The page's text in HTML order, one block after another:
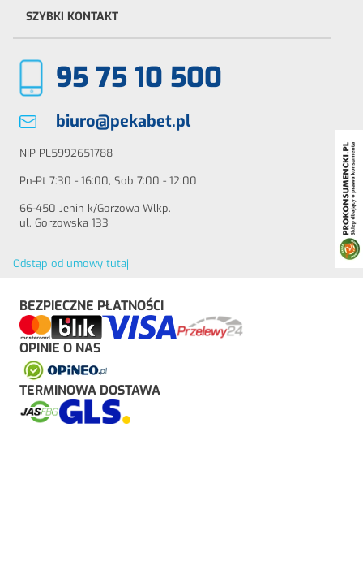
SZYBKI KONTAKT
95 75 10 500
biuro@pekabet.pl
NIP PL5992651788
Pn-Pt 7:30 - 16:00, Sob 7:00 - 12:00
66-450 Jenin k/Gorzowa Wlkp.
ul. Gorzowska 133
Odstąp od umowy tutaj
BEZPIECZNE PŁATNOŚCI
OPINIE O NAS
TERMINOWA DOSTAWA